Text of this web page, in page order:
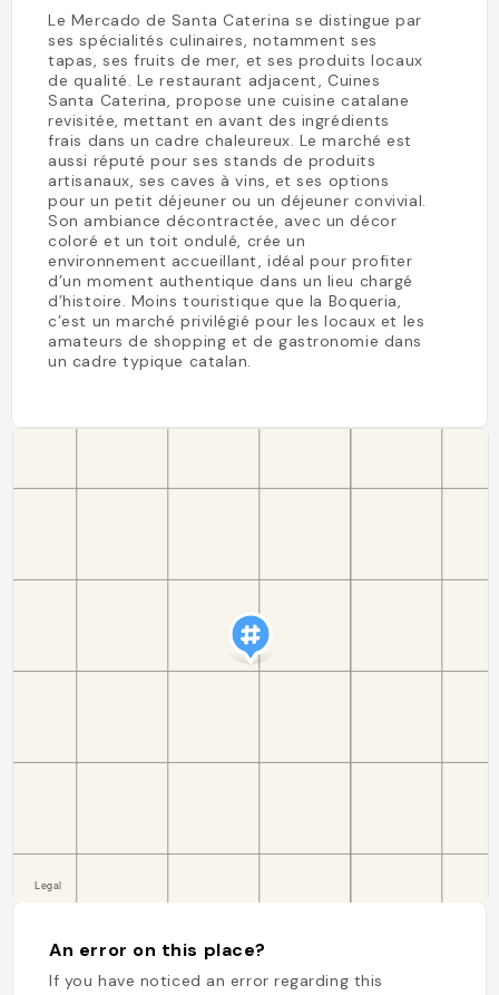
Le Mercado de Santa Caterina se distingue par
ses spécialités culinaires, notamment ses
tapas, ses fruits de mer, et ses produits locaux
de qualité. Le restaurant adjacent, Cuines
Santa Caterina, propose une cuisine catalane
revisitée, mettant en avant des ingrédients
frais dans un cadre chaleureux. Le marché est
aussi réputé pour ses stands de produits
artisanaux, ses caves à vins, et ses options
pour un petit déjeuner ou un déjeuner convivial.
Son ambiance décontractée, avec un décor
coloré et un toit ondulé, crée un
environnement accueillant, idéal pour profiter
d’un moment authentique dans un lieu chargé
d’histoire. Moins touristique que la Boqueria,
c’est un marché privilégié pour les locaux et les
amateurs de shopping et de gastronomie dans
un cadre typique catalan.
An error on this place?
If you have noticed an error regarding this